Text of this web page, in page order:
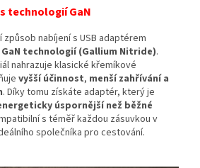
technologií GaN
nabíjení s USB adaptérem
GaN technologií (Gallium Nitride).
nahrazuje klasické křemíkové
vyšší účinnost, menší zahřívání a
. Díky tomu získáte adaptér, který je
úspornější než běžné
s téměř každou zásuvkou v
společníka pro cestování.